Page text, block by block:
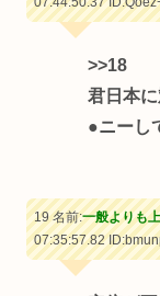
>>18
君日本
●ニーし
19 名前:一般よりも
07:35:57.82